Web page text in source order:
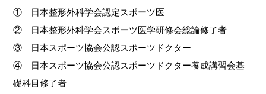
① 日本整形外科学会認定スポーツ医
② 日本整形外科学会スポーツ医学研修会総論修了者
③ 日本スポーツ協会公認スポーツドクター
④ 日本スポーツ協会公認スポーツドクター養成講習会基
礎科目修了者